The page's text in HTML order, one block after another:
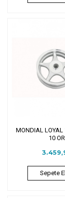
MONDIAL
10
Sepete